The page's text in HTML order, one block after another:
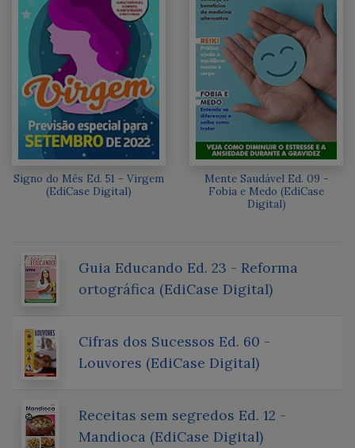
Signo do Mês Ed. 51 - Virgem
(EdiCase Digital)
Mente Saudável Ed. 09 -
Fobia e Medo (EdiCase
Digital)
Guia Educando Ed. 23 - Reforma
ortográfica (EdiCase Digital)
Cifras dos Sucessos Ed. 60 -
Louvores (EdiCase Digital)
Receitas sem segredos Ed. 12 -
Mandioca (EdiCase Digital)